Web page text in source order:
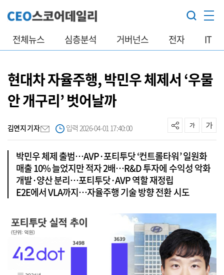
전체뉴스 심층분석 거버넌스 전자 IT
현대차 자율주행, 박민우 체제서 ‘우물
안 개구리’ 벗어날까
김연지 기자 입력 2026-04-01 17:40:00
박민우 체제 출범…AVP·포티투닷 ‘컨트롤타워’ 일원화
매출 10% 늘었지만 적자 2배…R&D 투자에 수익성 악화
개발·양산 분리…포티투닷·AVP 역할 재정립
E2E에서 VLA까지…자율주행 기술 방향 전환 시도